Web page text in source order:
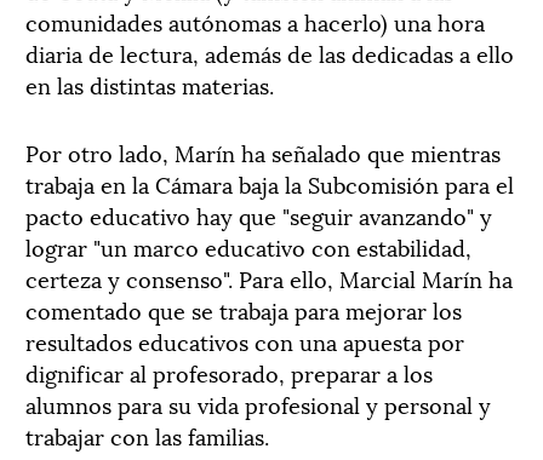
comunidades autónomas a hacerlo) una hora
diaria de lectura, además de las dedicadas a ello
en las distintas materias.
Por otro lado, Marín ha señalado que mientras
trabaja en la Cámara baja la Subcomisión para el
pacto educativo hay que "seguir avanzando" y
lograr "un marco educativo con estabilidad,
certeza y consenso". Para ello, Marcial Marín ha
comentado que se trabaja para mejorar los
resultados educativos con una apuesta por
dignificar al profesorado, preparar a los
alumnos para su vida profesional y personal y
trabajar con las familias.